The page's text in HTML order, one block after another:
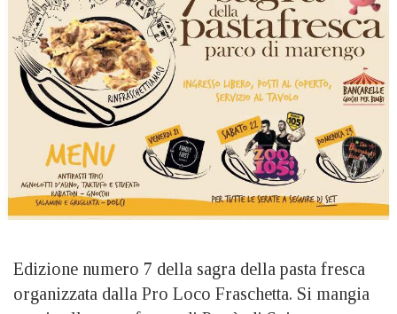
Edizione numero 7 della sagra della pasta fresca
organizzata dalla Pro Loco Fraschetta. Si mangia